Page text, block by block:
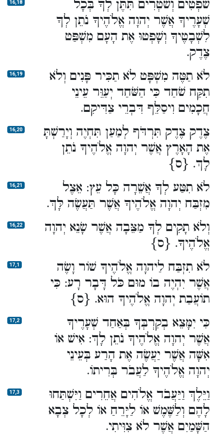
16,18
שֹׁפְטִים וְשֹׁטְרִים תִּתֶּן לְךָ בְּכָל
שְׁעָרֶיךָ אֲשֶׁר יְהוָה אֱלֹהֶיךָ נֹתֵן לְךָ
לִשְׁבָטֶיךָ וְשָׁפְטוּ אֶת הָעָם מִשְׁפַּט
צֶדֶק.
16,19
לֹא תַטֶּה מִשְׁפָּט לֹא תַכִּיר פָּנִים וְלֹא
תִקַּח שֹׁחַד כִּי הַשֹּׁחַד יְעַוֵּר עֵינֵי
חֲכָמִים וִיסַלֵּף דִּבְרֵי צַדִּיקִם.
16,20
צֶדֶק צֶדֶק תִּרְדֹּף לְמַעַן תִּחְיֶה וְיָרַשְׁתָּ
אֶת הָאָרֶץ אֲשֶׁר יְהוָה אֱלֹהֶיךָ נֹתֵן
לָךְ. {ס}
16,21
לֹא תִטַּע לְךָ אֲשֵׁרָה כָּל עֵץ: אֵצֶל
מִזְבַּח יְהוָה אֱלֹהֶיךָ אֲשֶׁר תַּעֲשֶׂה לָּךְ.
16,22
וְלֹא תָקִים לְךָ מַצֵּבָה אֲשֶׁר שָׂנֵא יְהוָה
אֱלֹהֶיךָ. {ס}
17,1
לֹא תִזְבַּח לַיהוָה אֱלֹהֶיךָ שׁוֹר וָשֶׂה
אֲשֶׁר יִהְיֶה בוֹ מוּם כֹּל דָּבָר רָע: כִּי
תוֹעֲבַת יְהוָה אֱלֹהֶיךָ הוּא. {ס}
17,2
כִּי יִמָּצֵא בְקִרְבְּךָ בְּאַחַד שְׁעָרֶיךָ
אֲשֶׁר יְהוָה אֱלֹהֶיךָ נֹתֵן לָךְ: אִישׁ אוֹ
אִשָּׁה אֲשֶׁר יַעֲשֶׂה אֶת הָרַע בְּעֵינֵי
יְהוָה אֱלֹהֶיךָ לַעֲבֹר בְּרִיתוֹ.
17,3
וַיֵּלֶךְ וַיַּעֲבֹד אֱלֹהִים אֲחֵרִים וַיִּשְׁתַּחוּ
לָהֶם וְלַשֶּׁמֶשׁ אוֹ לַיָּרֵחַ אוֹ לְכָל צְבָא
הַשָּׁמַיִם אֲשֶׁר לֹא צִוִּיתִי.